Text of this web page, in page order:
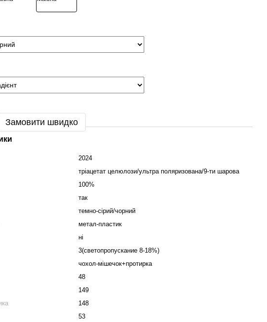
Замовити швидко
2024
тріацетат целюлози/ультра поляризована/9-ти шарова
100%
так
темно-сірий/чорний
метал-пластик
ні
3(светопропускание 8-18%)
чохол-мішечок+протирка
48
149
148
53